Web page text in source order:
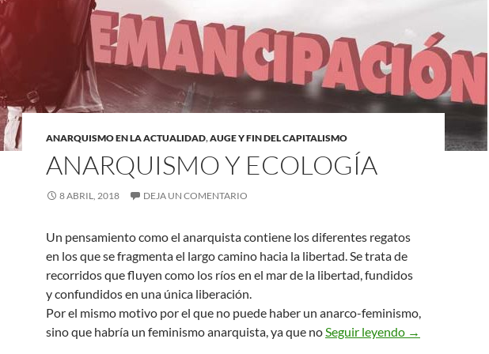
ANARQUISMO EN LA ACTUALIDAD,AUGE Y FIN DEL CAPITALISMO
ANARQUISMO Y ECOLOGÍA
8 ABRIL, 2018 DEJA UN COMENTARIO
Un pensamiento como el anarquista contiene los diferentes regatos
en los que se fragmenta el largo camino hacia la libertad. Se trata de
recorridos que fluyen como los ríos en el mar de la libertad, fundidos
y confundidos en una única liberación.
Por el mismo motivo por el que no puede haber un anarco-feminismo,
sino que habría un feminismo anarquista, ya que noSeguir leyendo Anarquismo y
→